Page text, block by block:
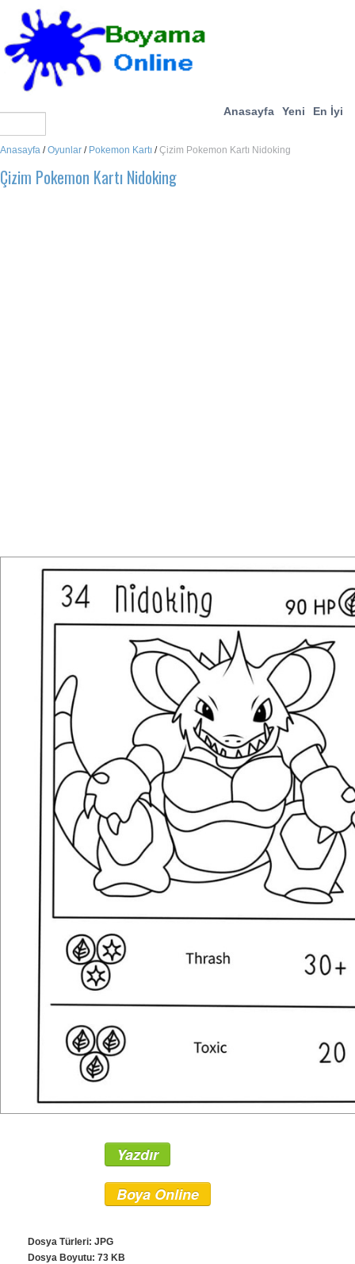
Anasayfa Yeni En İyi
Anasayfa /Oyunlar / Pokemon Kartı /Çizim Pokemon Kartı Nidoking
Çizim Pokemon Kartı Nidoking
Yazdır
Boya Online
Dosya Türleri: JPG
Dosya Boyutu: 73 KB